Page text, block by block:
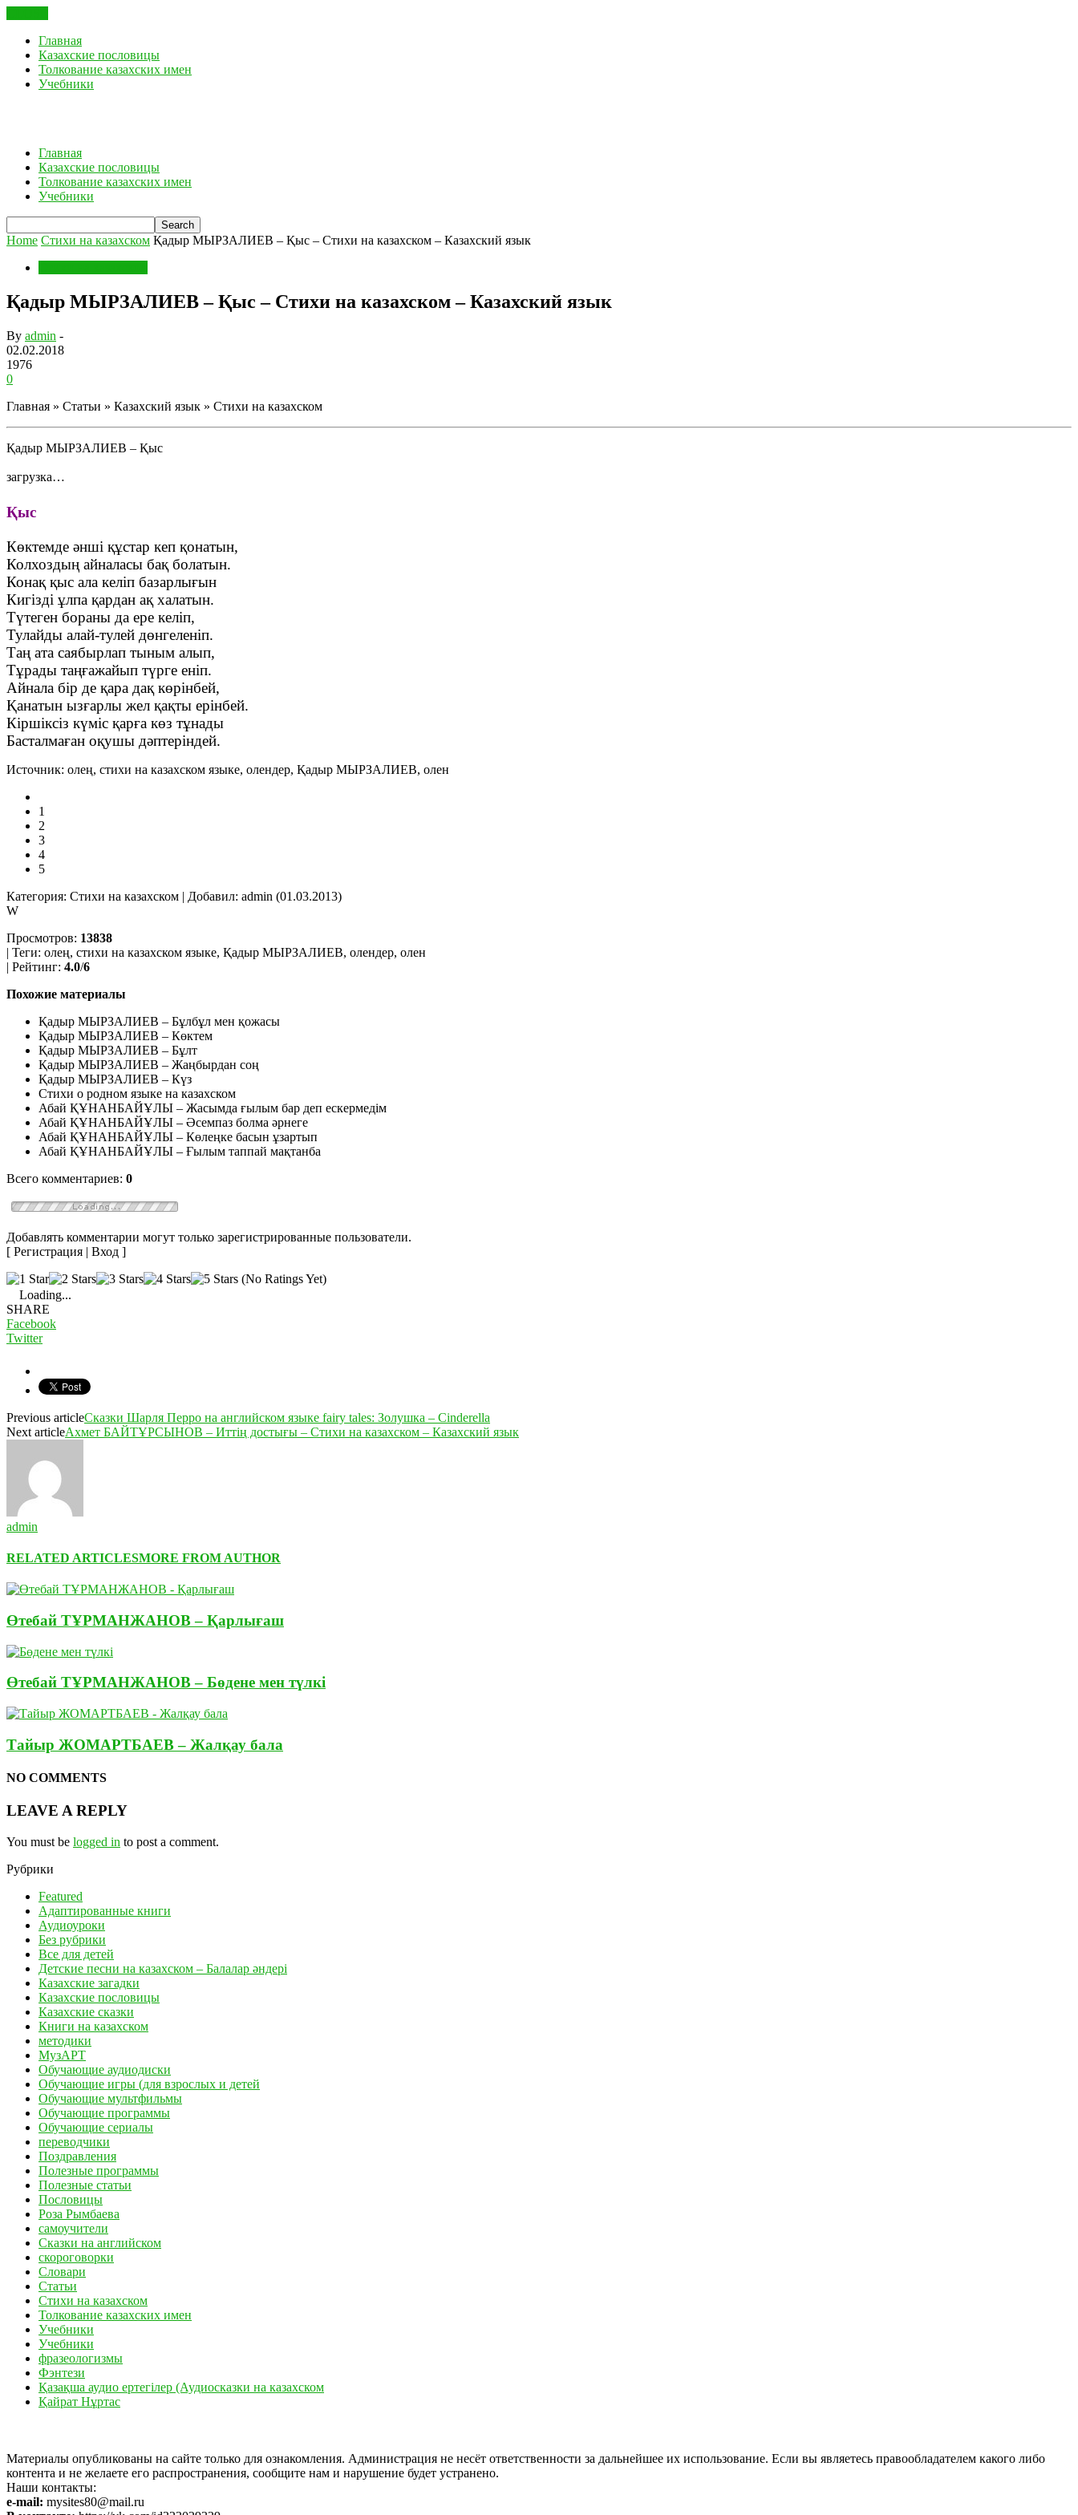
Главная
Казахские пословицы
Толкование казахских имен
Учебники
Главная
Казахские пословицы
Толкование казахских имен
Учебники
Home Стихи на казахском Қадыр МЫРЗАЛИЕВ – Қыс – Стихи на казахском – Казахский язык
Қадыр МЫРЗАЛИЕВ – Қыс – Стихи на казахском – Казахский язык
By admin -
02.02.2018
1976
0
Главная » Статьи » Казахский язык » Стихи на казахском
Қадыр МЫРЗАЛИЕВ – Қыс
загрузка…
Қыс
Көктемде әнші құстар кеп қонатын,
Колхоздың айналасы бақ болатын.
Конақ қыс ала келіп базарлығын
Кигізді ұлпа қардан ақ халатын.
Түтеген бораны да ере келіп,
Тулайды алай-тулей дөнгеленіп.
Таң ата саябырлап тыным алып,
Тұрады таңғажайып түрге еніп.
Айнала бір де қара дақ көрінбей,
Қанатын ызғарлы жел қақты ерінбей.
Кіршіксіз күміс қарға көз тұнады
Басталмаған оқушы дәптеріндей.
Источник: олең, стихи на казахском языке, олендер, Қадыр МЫРЗАЛИЕВ, олен
1
2
3
4
5
Категория: Стихи на казахском | Добавил: admin (01.03.2013)
W
Просмотров: 13838
| Теги: олең, стихи на казахском языке, Қадыр МЫРЗАЛИЕВ, олендер, олен
| Рейтинг: 4.0/6
Похожие материалы
Қадыр МЫРЗАЛИЕВ – Бұлбұл мен қожасы
Қадыр МЫРЗАЛИЕВ – Көктем
Қадыр МЫРЗАЛИЕВ – Бұлт
Қадыр МЫРЗАЛИЕВ – Жаңбырдан соң
Қадыр МЫРЗАЛИЕВ – Күз
Стихи о родном языке на казахском
Абай ҚҰНАНБАЙҰЛЫ – Жасымда ғылым бар деп ескермедім
Абай ҚҰНАНБАЙҰЛЫ – Әсемпаз болма әрнеге
Абай ҚҰНАНБАЙҰЛЫ – Көлеңке басын ұзартып
Абай ҚҰНАНБАЙҰЛЫ – Ғылым таппай мақтанба
Всего комментариев: 0
Добавлять комментарии могут только зарегистрированные пользователи.
[ Регистрация | Вход ]
(No Ratings Yet)
Loading...
SHARE
Facebook
Twitter
Previous articleСказки Шарля Перро на английском языке fairy tales: Золушка – Cinderella
Next articleАхмет БАЙТҰРСЫНОВ – Иттің достығы – Стихи на казахском – Казахский язык
admin
RELATED ARTICLESMORE FROM AUTHOR
Өтебай ТҰРМАНЖАНОВ – Қарлығаш
Өтебай ТҰРМАНЖАНОВ – Бөдене мен түлкі
Тайыр ЖОМАРТБАЕВ – Жалқау бала
NO COMMENTS
LEAVE A REPLY
You must be logged in to post a comment.
Рубрики
Featured
Адаптированные книги
Аудиоуроки
Без рубрики
Все для детей
Детские песни на казахском – Балалар әндері
Казахские загадки
Казахские пословицы
Казахские сказки
Книги на казахском
методики
МузАРТ
Обучающие аудиодиски
Обучающие игры (для взрослых и детей
Обучающие мультфильмы
Обучающие программы
Обучающие сериалы
переводчики
Поздравления
Полезные программы
Полезные статьи
Пословицы
Роза Рымбаева
самоучители
Сказки на английском
скороговорки
Словари
Статьи
Стихи на казахском
Толкование казахских имен
Учебники
Учебники
фразеологизмы
Фэнтези
Қазақша аудио ертегілер (Аудиосказки на казахском
Қайрат Нұртас
Материалы опубликованы на сайте только для ознакомления. Администрация не несёт ответственности за дальнейшее их использование. Если вы являетесь правообладателем какого либо
контента и не желаете его распространения, сообщите нам и нарушение будет устранено.
Наши контакты:
e-mail: mysites80@mail.ru